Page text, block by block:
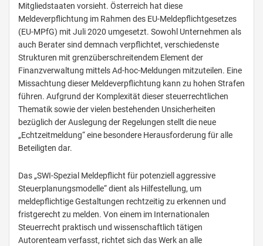
Mitgliedstaaten vorsieht. Österreich hat diese
Meldeverpflichtung im Rahmen des EU-Meldepflichtgesetzes
(EU-MPfG) mit Juli 2020 umgesetzt. Sowohl Unternehmen als
auch Berater sind demnach verpflichtet, verschiedenste
Strukturen mit grenzüberschreitendem Element der
Finanzverwaltung mittels Ad-hoc-Meldungen mitzuteilen. Eine
Missachtung dieser Meldeverpflichtung kann zu hohen Strafen
führen. Aufgrund der Komplexität dieser steuerrechtlichen
Thematik sowie der vielen bestehenden Unsicherheiten
bezüglich der Auslegung der Regelungen stellt die neue
„Echtzeitmeldung“ eine besondere Herausforderung für alle
Beteiligten dar.
Das „SWI-Spezial Meldepflicht für potenziell aggressive
Steuerplanungsmodelle“ dient als Hilfestellung, um
meldepflichtige Gestaltungen rechtzeitig zu erkennen und
fristgerecht zu melden. Von einem im Internationalen
Steuerrecht praktisch und wissenschaftlich tätigen
Autorenteam verfasst, richtet sich das Werk an alle